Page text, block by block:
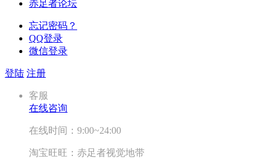
赤足者论坛
忘记密码？
QQ登录
微信登录
登陆 注册
客服
在线咨询
在线时间：9:00~24:00
淘宝旺旺：赤足者视觉地带